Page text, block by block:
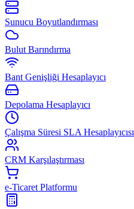
Sunucu Boyutlandırması
Bulut Barındırma
Bant Genişliği Hesaplayıcı
Depolama Hesaplayıcı
Çalışma Süresi SLA Hesaplayıcısı
CRM Karşılaştırması
e-Ticaret Platformu